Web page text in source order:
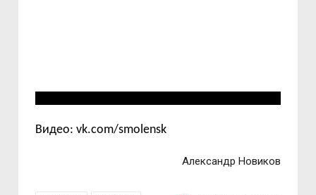
Видео: vk.com/smolensk
Александр Новиков